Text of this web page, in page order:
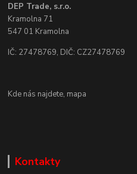
DEP Trade, s.r.o.
Kramolna 71
547 01 Kramolna
IČ: 27478769, DIČ: CZ27478769
Kde nás najdete, mapa
Kontakty